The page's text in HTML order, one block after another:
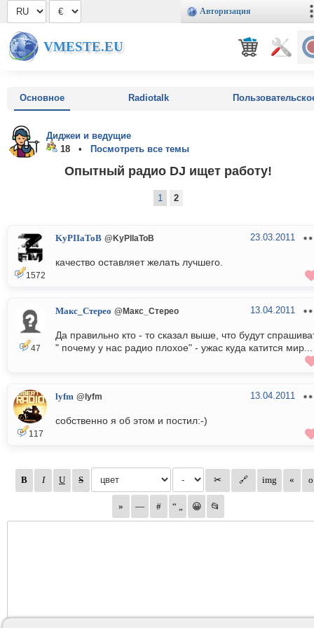
Авторизация
VMESTE.EU
Основное Radiotalk
Диджеи и ведущие
18 •
Посмотреть все темы
Опытный радио DJ ищет работу!
1 2
1572
KyPIIaToB @KyPIIaToB 23.03.2011
качество оставляет желать лучшего.
47
Макс_Стерео @Макс_Стерео 13.04.2011
Да правильно кто - то сказал выше, что будут
" почему у нас радио плохое" - ужас куда катится мир...
117
lyfm @lyfm 13.04.2011
собственно я об этом и постил:-)